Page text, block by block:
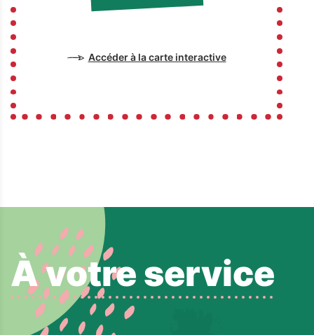
Accéder à la carte interactive
À votre service